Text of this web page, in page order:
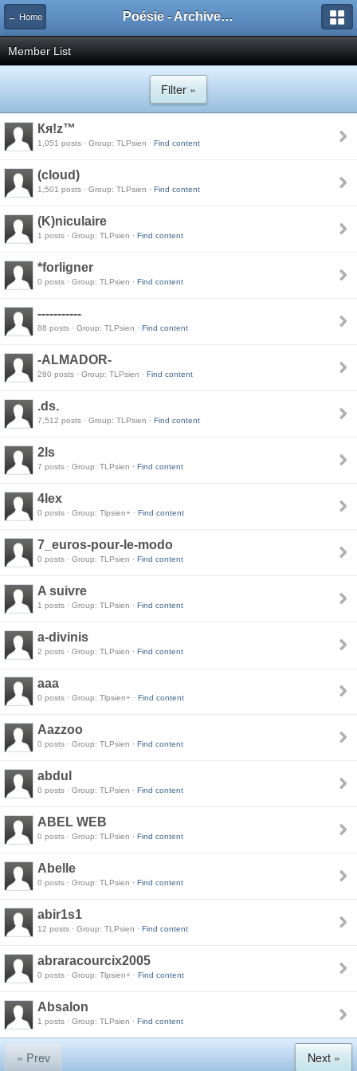
← Home Poésie - Archives de Toute La Poésie - 2005 - 2006
Member List
Filter »
Кя!z™
1,051 posts · Group: TLPsien · Find content
(cloud)
1,501 posts · Group: TLPsien · Find content
(K)niculaire
1 posts · Group: TLPsien · Find content
*forligner
0 posts · Group: TLPsien · Find content
-----------
88 posts · Group: TLPsien · Find content
-ALMADOR-
280 posts · Group: TLPsien · Find content
.ds.
7,512 posts · Group: TLPsien · Find content
2ls
7 posts · Group: TLPsien · Find content
4lex
0 posts · Group: Tlpsien+ · Find content
7_euros-pour-le-modo
0 posts · Group: TLPsien · Find content
A suivre
1 posts · Group: TLPsien · Find content
a-divinis
2 posts · Group: TLPsien · Find content
aaa
0 posts · Group: Tlpsien+ · Find content
Aazzoo
0 posts · Group: TLPsien · Find content
abdul
0 posts · Group: TLPsien · Find content
ABEL WEB
0 posts · Group: TLPsien · Find content
Abelle
0 posts · Group: TLPsien · Find content
abir1s1
12 posts · Group: TLPsien · Find content
abraracourcix2005
0 posts · Group: Tlpsien+ · Find content
Absalon
1 posts · Group: TLPsien · Find content
« Prev Next »